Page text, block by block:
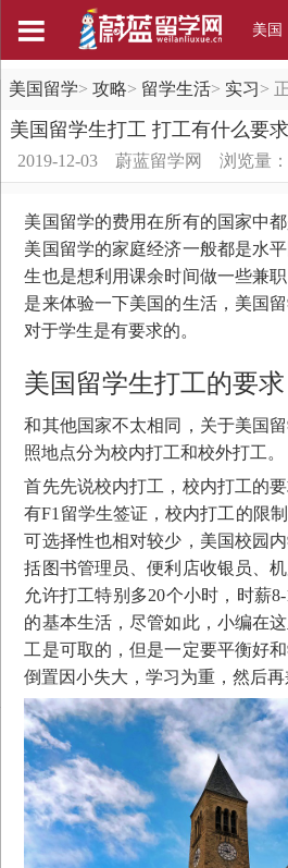
美国
美国留学> 攻略> 留学生活> 实习>
美国留学生打工 打工有什么要求
2019-12-03 蔚蓝留学网 浏览量
美国留学的费用在所有的国家中
美国留学的家庭经济一般都是水
生也是想利用课余时间做一些兼
是来体验一下美国的生活，美国
对于学生是有要求的。
美国留学生打工的要求
和其他国家不太相同，关于美国
照地点分为校内打工和校外打工。
首先先说校内打工，校内打工的
有F1留学生签证，校内打工的限
可选择性也相对较少，美国校园
括图书管理员、便利店收银员、
允许打工特别多20个小时，时薪
的基本生活，尽管如此，小编在
工是可取的，但是一定要平衡好
倒置因小失大，学习为重，然后再